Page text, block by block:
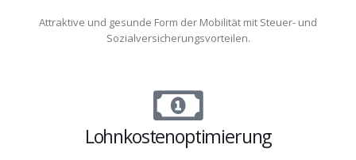
Attraktive und gesunde Form der Mobilität mit Steuer- und
Sozialversicherungsvorteilen.
Lohnkostenoptimierung